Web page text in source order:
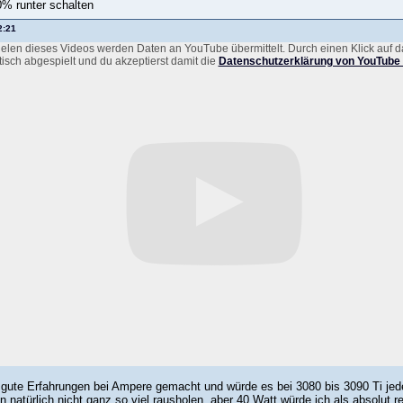
runter schalten
dieses Videos werden Daten an YouTube übermittelt. Durch einen Klick auf
abgespielt und du akzeptierst damit die Datenschutzerklärung von YouTube
Erfahrungen bei Ampere gemacht und würde es bei 3080 bis 3090 Ti
natürlich nicht ganz so viel rausholen, aber 40 Watt würde ich als absolut